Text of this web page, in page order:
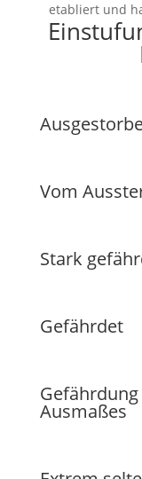
etabliert und
Vom
Stark
Gefährdet
Ausmaßes